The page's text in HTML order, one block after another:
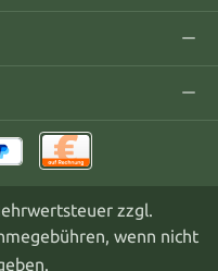
zzgl.
wenn nicht